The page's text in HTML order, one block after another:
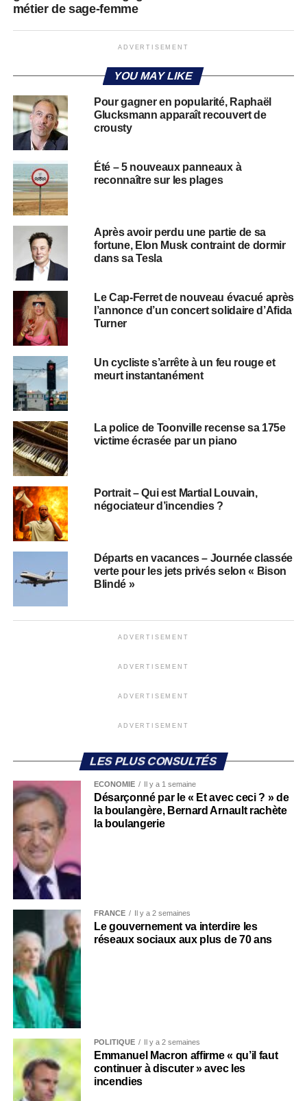
métier de sage-femme
ADVERTISEMENT
YOU MAY LIKE
Pour gagner en popularité, Raphaël
Glucksmann apparaît recouvert de
crousty
Été – 5 nouveaux panneaux à
reconnaître sur les plages
Après avoir perdu une partie de sa
fortune, Elon Musk contraint de dormir
dans sa Tesla
Le Cap-Ferret de nouveau évacué après
l’annonce d’un concert solidaire d’Afida
Turner
Un cycliste s’arrête à un feu rouge et
meurt instantanément
La police de Toonville recense sa 175e
victime écrasée par un piano
Portrait – Qui est Martial Louvain,
négociateur d’incendies ?
Départs en vacances – Journée classée
verte pour les jets privés selon « Bison
Blindé »
ADVERTISEMENT
ADVERTISEMENT
ADVERTISEMENT
ADVERTISEMENT
LES PLUS CONSULTÉS
ECONOMIE Il y a 1 semaine
Désarçonné par le « Et avec ceci ? » de
la boulangère, Bernard Arnault rachète
la boulangerie
FRANCE Il y a 2 semaines
Le gouvernement va interdire les
réseaux sociaux aux plus de 70 ans
POLITIQUE Il y a 2 semaines
Emmanuel Macron affirme « qu’il faut
continuer à discuter » avec les
incendies